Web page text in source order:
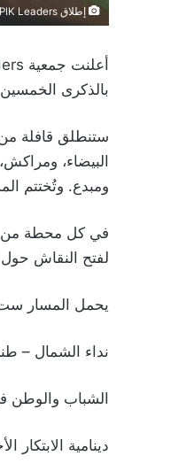
إطلاق EPIK Leaders لمبادرة "المسيرة الخضراء 2.0" لتعزيز قيم المواطنة والابتكار
بالذكرى الخمسين
البيضاء،
ومبدع. وتُختتم
لفتح النقاش حول التحولات
يحمل المسار
نداء الشمال – طنجة (3
الشباب والوطن في
دينامية الابتكار